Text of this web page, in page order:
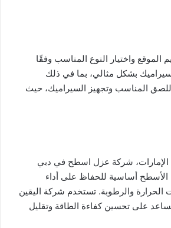
الموقع واختيار النوع المناسب وفقًا
بشكل مثالي، بما في ذلك
المناسب وتجهيز السيراميك، حيث
الإمارات، شركة عزل اسطح في دبي
أساسية للحفاظ على أداء
الحرارة والرطوبة. تستخدم شركة اليقين
على تحسين كفاءة الطاقة وتقليل